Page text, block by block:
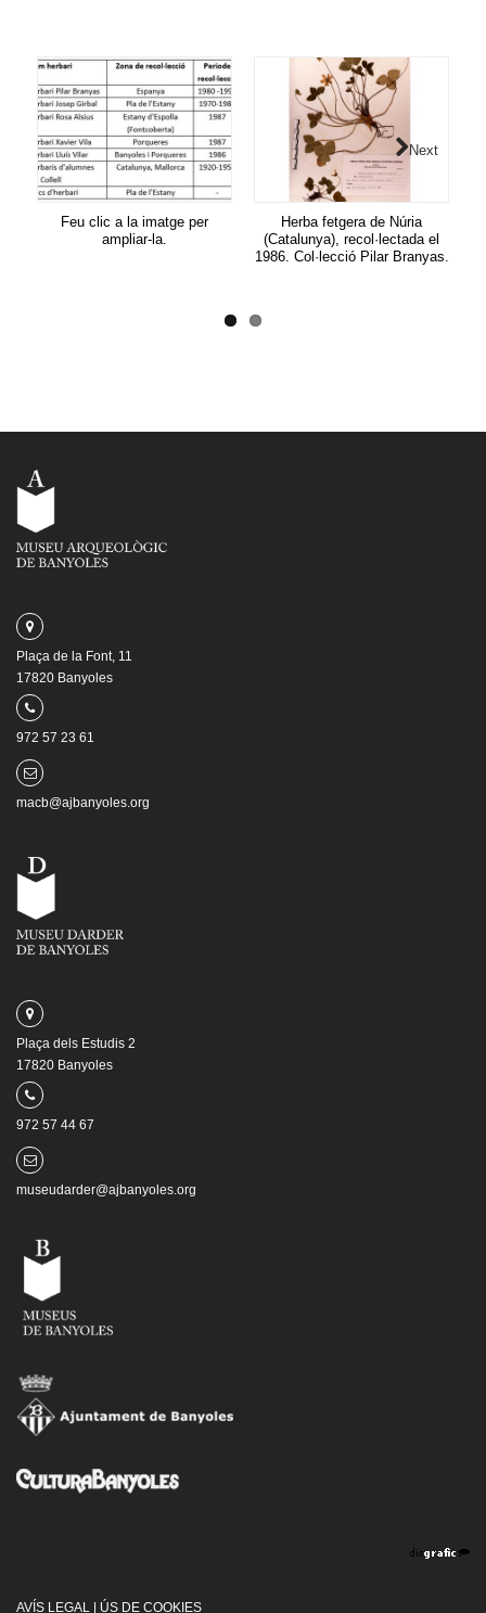
Feu clic a la imatge per
ampliar-la.
Herba fetgera de Núria
(Catalunya), recol·lectada el
1986. Col·lecció Pilar Branyas.
Next
Plaça de la Font, 11
17820 Banyoles
972 57 23 61
macb@ajbanyoles.org
Plaça dels Estudis 2
17820 Banyoles
972 57 44 67
museudarder@ajbanyoles.org
AVÍS LEGAL ÚS DE COOKIES